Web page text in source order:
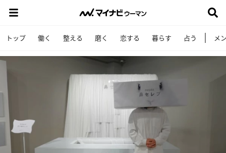
トップ 働く 整える 磨く 恋する 暮らす 占う メ